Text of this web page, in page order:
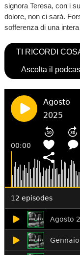
signora Teresa, con i
dolore, non ci sarà.
sofferenza di una
TI RICORDI
Ascolta il